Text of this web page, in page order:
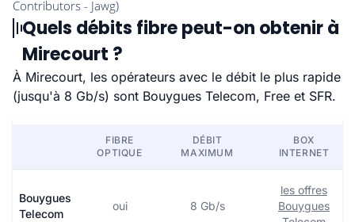
Quels débits fibre peut-on obtenir à
Mirecourt ?
À Mirecourt, les opérateurs avec le débit le plus rapide
(jusqu'à 8 Gb/s) sont Bouygues Telecom, Free et SFR.
FIBRE
OPTIQUE
DÉBIT
MAXIMUM
BOX
INTERNET
Bouygues
Telecom
oui 8 Gb/s
les offres
Bouygues